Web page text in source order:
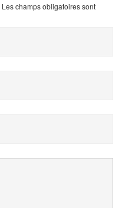
Les champs obligatoires sont